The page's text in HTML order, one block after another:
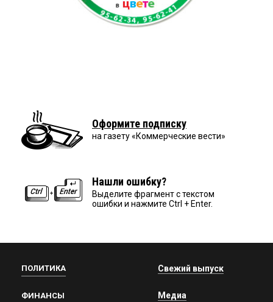
Оформите подписку
на газету «Коммерческие вести»
Нашли ошибку?
Выделите фрагмент с текстом
ошибки и нажмите Ctrl + Enter.
ПОЛИТИКА
ФИНАНСЫ
Свежий выпуск
Медиа